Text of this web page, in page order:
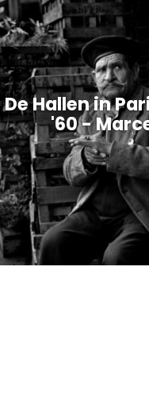
De Hallen in
'60 -